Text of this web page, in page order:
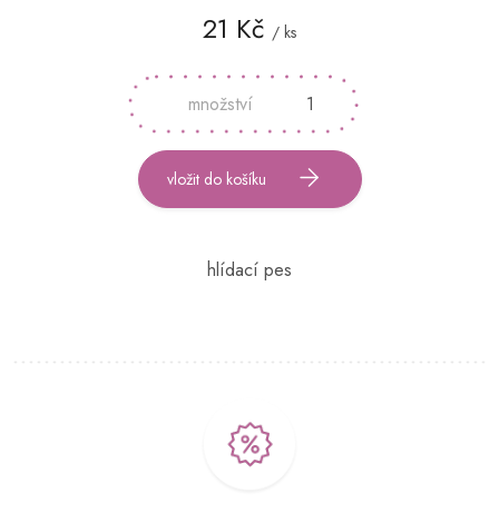
21 Kč / ks
cena:
vložit do košíku